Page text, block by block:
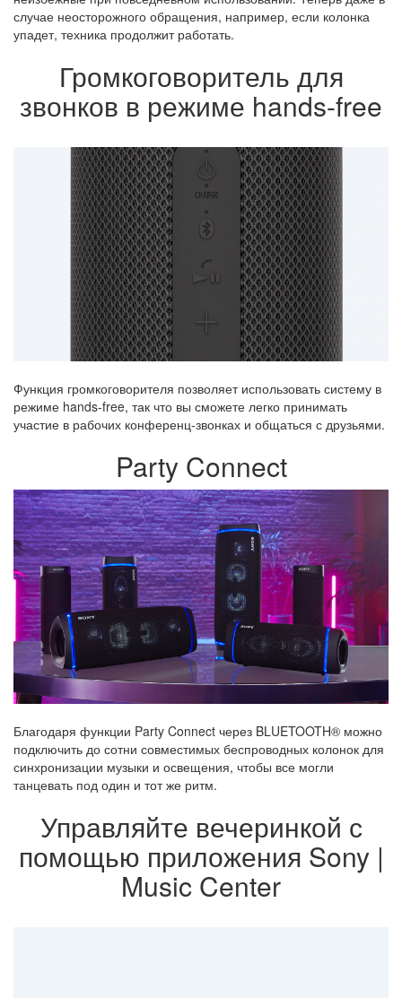
случае неосторожного обращения, например, если колонка
упадет, техника продолжит работать.
Громкоговоритель для
звонков в режиме hands-free
Функция громкоговорителя позволяет использовать систему в
режиме hands-free, так что вы сможете легко принимать
участие в рабочих конференц-звонках и общаться с друзьями.
Party Connect
Благодаря функции Party Connect через BLUETOOTH® можно
подключить до сотни совместимых беспроводных колонок для
синхронизации музыки и освещения, чтобы все могли
танцевать под один и тот же ритм.
Управляйте вечеринкой с
помощью приложения Sony |
Music Center